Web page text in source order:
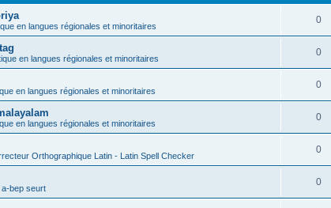
en langues régionales et minoritaires
0
en langues régionales et minoritaires
0
en langues régionales et minoritaires
0
en langues régionales et minoritaires
0
Orthographique Latin - Latin Spell Checker
0
bep seurt
0